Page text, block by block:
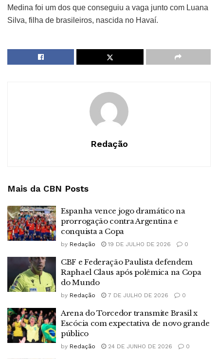
Medina foi um dos que conseguiu a vaga junto com Luana
Silva, filha de brasileiros, nascida no Havaí.
Redação
Mais da CBN Posts
Espanha vence jogo dramático na
prorrogação contra Argentina e
conquista a Copa
by Redação 19 DE JULHO DE 2026 0
CBF e Federação Paulista defendem
Raphael Claus após polêmica na Copa
do Mundo
by Redação 7 DE JULHO DE 2026 0
Arena do Torcedor transmite Brasil x
Escócia com expectativa de novo grande
público
by Redação 24 DE JUNHO DE 2026 0